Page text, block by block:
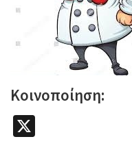
Κοινοποίηση: